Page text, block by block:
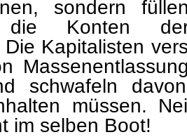
sondern
die Konten
Kapitalisten
schwafeln
müssen.
im selben Boot!